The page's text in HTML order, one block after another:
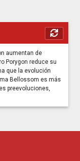
aumentan de
Porygon reduce su
que la evolución
Bellossom es más
preevoluciones,